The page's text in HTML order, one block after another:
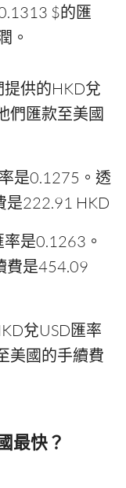
$的匯
。
供的HKD兌
們匯款至美國
是0.1275。透
是222.91 HKD
是0.1263。
費是454.09
兌USD匯率
美國的手續費
最快？